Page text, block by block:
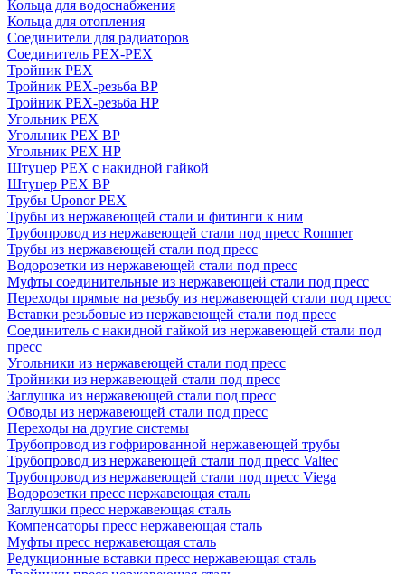
Кольца для водоснабжения
Кольца для отопления
Соединители для радиаторов
Соединитель PEX-PEX
Тройник PEX
Тройник PEX-резьба ВР
Тройник PEX-резьба НР
Угольник PEX
Угольник PEX ВР
Угольник PEX НР
Штуцер PEX c накидной гайкой
Штуцер PEX ВР
Трубы Uponor PEX
Трубы из нержавеющей стали и фитинги к ним
Трубопровод из нержавеющей стали под пресс Rommer
Трубы из нержавеющей стали под пресс
Водорозетки из нержавеющей стали под пресс
Муфты соединительные из нержавеющей стали под пресс
Переходы прямые на резьбу из нержавеющей стали под пресс
Вставки резьбовые из нержавеющей стали под пресс
Соединитель с накидной гайкой из нержавеющей стали под
пресс
Угольники из нержавеющей стали под пресс
Тройники из нержавеющей стали под пресс
Заглушка из нержавеющей стали под пресс
Обводы из нержавеющей стали под пресс
Переходы на другие системы
Трубопровод из гофрированной нержавеющей трубы
Трубопровод из нержавеющей стали под пресс Valtec
Трубопровод из нержавеющей стали под пресс Viega
Водорозетки пресс нержавеющая сталь
Заглушки пресс нержавеющая сталь
Компенсаторы пресс нержавеющая сталь
Муфты пресс нержавеющая сталь
Редукционные вставки пресс нержавеющая сталь